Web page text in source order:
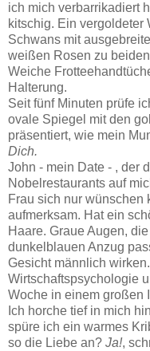
ich mich verbarrikadiert
kitschig. Ein vergoldeter
Schwans mit
weißen Rosen zu
Weiche
Halterung.
Seit fünf Minuten prüfe
ovale Spiegel mit den
präsentiert, wie mein
Dich.
John - mein Date - , der
Nobelrestaurants auf
Frau sich nur wünschen
aufmerksam. Hat ein
Haare. Graue Augen,
dunkelblauen Anzug
Gesicht männlich
Wirtschaftspsychologie
Woche in einem großen
Ich horche tief in mich
spüre ich ein warmes
so die Liebe an? Ja!,